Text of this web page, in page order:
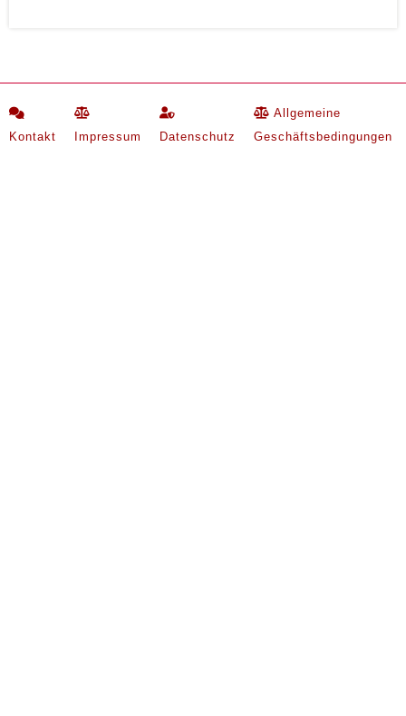
Kontakt Impressum Datenschutz
Allgemeine
Geschäftsbedingungen